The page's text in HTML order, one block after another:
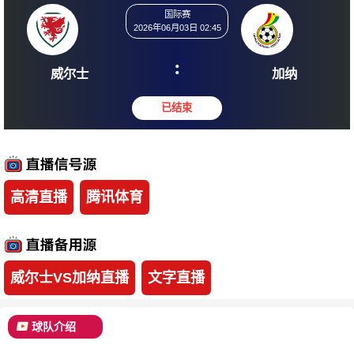
:
高清直播 腾讯体育
威尔士VS加纳直播 文字直播
球队介绍